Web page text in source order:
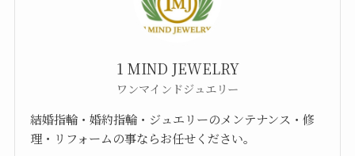
1 MIND JEWELRY
ワンマインドジュエリー
結婚指輪・婚約指輪・ジュエリーのメンテナンス・修
理・リフォームの事ならお任せください。